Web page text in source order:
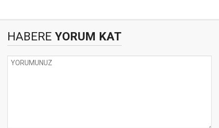
HABERE YORUM KAT